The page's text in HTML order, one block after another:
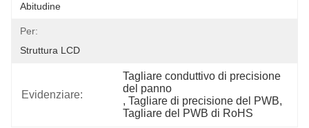
Abitudine
Per:
Struttura LCD
Evidenziare:
Tagliare conduttivo di precisione
del panno
, Tagliare di precisione del PWB,
Tagliare del PWB di RoHS